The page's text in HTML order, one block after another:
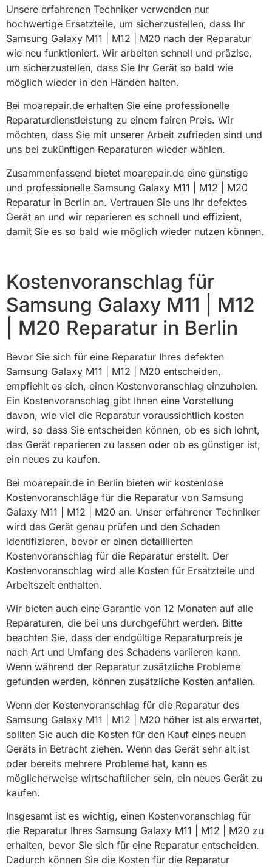
Unsere erfahrenen Techniker verwenden nur
hochwertige Ersatzteile, um sicherzustellen, dass Ihr
Samsung Galaxy M11 | M12 | M20 nach der Reparatur
wie neu funktioniert. Wir arbeiten schnell und präzise,
um sicherzustellen, dass Sie Ihr Gerät so bald wie
möglich wieder in den Händen halten.
Bei moarepair.de erhalten Sie eine professionelle
Reparaturdienstleistung zu einem fairen Preis. Wir
möchten, dass Sie mit unserer Arbeit zufrieden sind und
uns bei zukünftigen Reparaturen wieder wählen.
Zusammenfassend bietet moarepair.de eine günstige
und professionelle Samsung Galaxy M11 | M12 | M20
Reparatur in Berlin an. Vertrauen Sie uns Ihr defektes
Gerät an und wir reparieren es schnell und effizient,
damit Sie es so bald wie möglich wieder nutzen können.
Kostenvoranschlag für
Samsung Galaxy M11 | M12
| M20 Reparatur in Berlin
Bevor Sie sich für eine Reparatur Ihres defekten
Samsung Galaxy M11 | M12 | M20 entscheiden,
empfiehlt es sich, einen Kostenvoranschlag einzuholen.
Ein Kostenvoranschlag gibt Ihnen eine Vorstellung
davon, wie viel die Reparatur voraussichtlich kosten
wird, so dass Sie entscheiden können, ob es sich lohnt,
das Gerät reparieren zu lassen oder ob es günstiger ist,
ein neues zu kaufen.
Bei moarepair.de in Berlin bieten wir kostenlose
Kostenvoranschläge für die Reparatur von Samsung
Galaxy M11 | M12 | M20 an. Unser erfahrener Techniker
wird das Gerät genau prüfen und den Schaden
identifizieren, bevor er einen detaillierten
Kostenvoranschlag für die Reparatur erstellt. Der
Kostenvoranschlag wird alle Kosten für Ersatzteile und
Arbeitszeit enthalten.
Wir bieten auch eine Garantie von 12 Monaten auf alle
Reparaturen, die bei uns durchgeführt werden. Bitte
beachten Sie, dass der endgültige Reparaturpreis je
nach Art und Umfang des Schadens variieren kann.
Wenn während der Reparatur zusätzliche Probleme
gefunden werden, können zusätzliche Kosten anfallen.
Wenn der Kostenvoranschlag für die Reparatur des
Samsung Galaxy M11 | M12 | M20 höher ist als erwartet,
sollten Sie auch die Kosten für den Kauf eines neuen
Geräts in Betracht ziehen. Wenn das Gerät sehr alt ist
oder bereits mehrere Probleme hat, kann es
möglicherweise wirtschaftlicher sein, ein neues Gerät zu
kaufen.
Insgesamt ist es wichtig, einen Kostenvoranschlag für
die Reparatur Ihres Samsung Galaxy M11 | M12 | M20 zu
erhalten, bevor Sie sich für eine Reparatur entscheiden.
Dadurch können Sie die Kosten für die Reparatur